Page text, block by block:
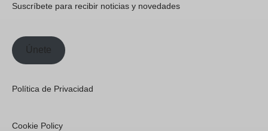
Suscríbete para recibir noticias y novedades
Únete
Política de Privacidad
Cookie Policy